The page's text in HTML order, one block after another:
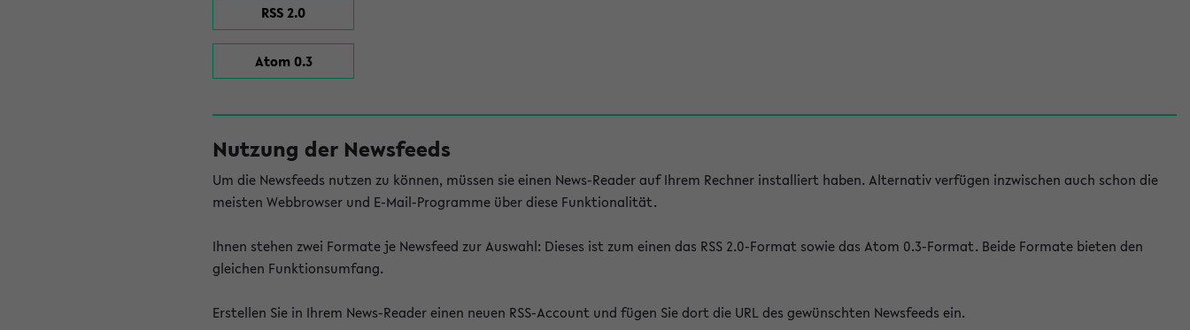
RSS 2.0
Atom 0.3
Nutzung der Newsfeeds
Um die Newsfeeds nutzen zu können, müssen sie einen News-Reader auf Ihrem Rechner installiert haben. Alternativ verfügen inzwischen auch schon die
meisten Webbrowser und E-Mail-Programme über diese Funktionalität.
Ihnen stehen zwei Formate je Newsfeed zur Auswahl: Dieses ist zum einen das RSS 2.0-Format sowie das Atom 0.3-Format. Beide Formate bieten den
gleichen Funktionsumfang.
Erstellen Sie in Ihrem News-Reader einen neuen RSS-Account und fügen Sie dort die URL des gewünschten Newsfeeds ein.